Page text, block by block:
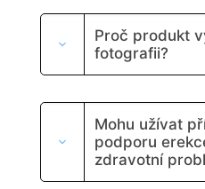
Proč produkt
fotografii?
Mohu užívat
podporu
zdravotní